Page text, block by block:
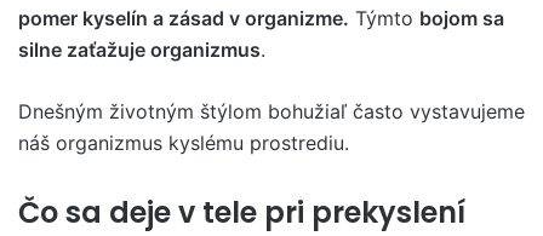
pomer kyselín a zásad v organizme. Týmto bojom sa
silne zaťažuje organizmus.
Dnešným životným štýlom bohužiaľ často vystavujeme
náš organizmus kyslému prostrediu.
Čo sa deje v tele pri prekyslení